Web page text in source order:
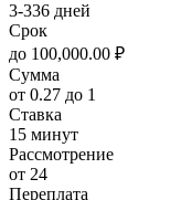
3-336 дней
Срок
до 100,000.00 ₽
Сумма
от 0.27 до 1
Ставка
15 минут
Рассмотрение
от 24
Переплата